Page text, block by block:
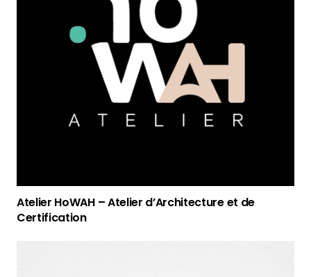
Atelier HoWAH – Atelier d’Architecture et de
Certification